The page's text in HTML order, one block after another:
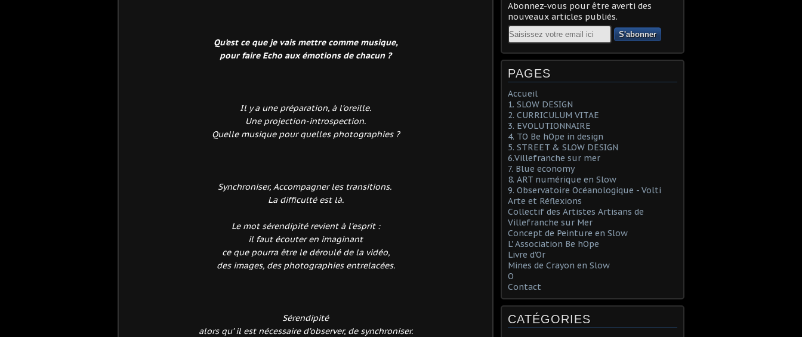
Qu’est ce que je vais mettre comme musique,
pour faire Echo aux émotions de chacun ?
Il y a une préparation, à l’oreille.
Une projection-introspection.
Quelle musique pour quelles photographies ?
Synchroniser, Accompagnerles transitions.
La difficulté est là.
Le mot sérendipité revient à l’esprit :
il faut écouter en imaginant
ce que pourra être le déroulé de la vidéo,
des images, des photographies entrelacées.
Sérendipité
alors qu’ il est nécessaire d’observer, de synchroniser.
Abonnez-vous pour être averti des
nouveaux articles publiés.
Email
PAGES
Accueil
1. SLOW DESIGN
2. CURRICULUM VITAE
3. EVOLUTIONNAIRE
4. TO Be hOpe in design
5. STREET & SLOW DESIGN
6.Villefranche sur mer
7. Blue economy
8. ART numérique en Slow
9. Observatoire Océanologique - Volti
Arte et Réflexions
Collectif des Artistes Artisans de
Villefranche sur Mer
Concept de Peinture en Slow
L' Association Be hOpe
Livre d'Or
Mines de Crayon en Slow
O
Contact
CATÉGORIES